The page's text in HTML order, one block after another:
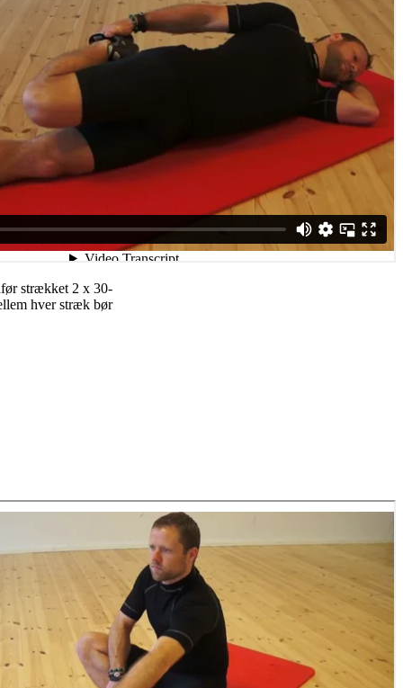
strækket 2 x 30-
hver stræk bør